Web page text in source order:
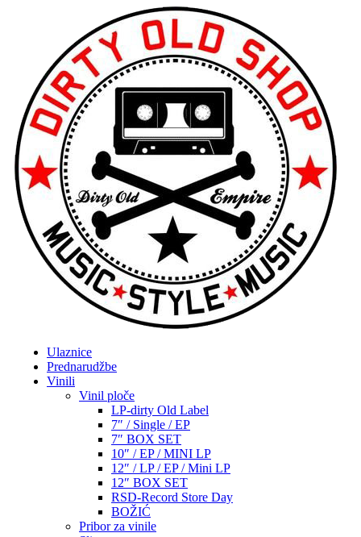
Ulaznice
Prednarudžbe
Vinili
Vinil ploče
LP-dirty Old Label
7″ / Single / EP
7″ BOX SET
10″ / EP / MINI LP
12″ / LP / EP / Mini LP
12″ BOX SET
RSD-Record Store Day
BOŽIĆ
Pribor za vinile